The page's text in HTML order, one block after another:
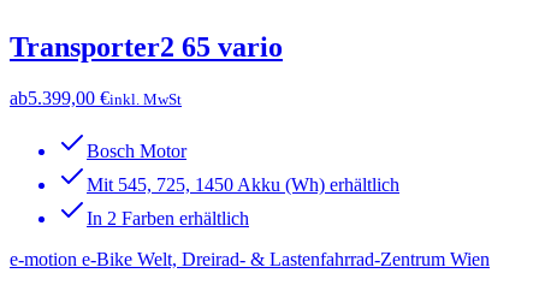
Transporter2 65 vario
ab5.399,00 €inkl. MwSt
Bosch Motor
Mit 545, 725, 1450 Akku (Wh) erhältlich
In 2 Farben erhältlich
e-motion e-Bike Welt, Dreirad- & Lastenfahrrad-Zentrum Wien